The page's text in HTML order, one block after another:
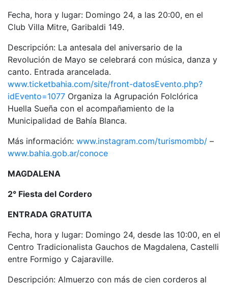
Fecha, hora y lugar: Domingo 24, a las 20:00, en el
Club Villa Mitre, Garibaldi 149.
Descripción: La antesala del aniversario de la
Revolución de Mayo se celebrará con música, danza y
canto. Entrada arancelada.
www.ticketbahia.com/site/front-datosEvento.php?
idEvento=1077 Organiza la Agrupación Folclórica
Huella Sueña con el acompañamiento de la
Municipalidad de Bahía Blanca.
Más información: www.instagram.com/turismombb/ –
www.bahia.gob.ar/conoce
MAGDALENA
2° Fiesta del Cordero
ENTRADA GRATUITA
Fecha, hora y lugar: Domingo 24, desde las 10:00, en el
Centro Tradicionalista Gauchos de Magdalena, Castelli
entre Formigo y Cajaraville.
Descripción: Almuerzo con más de cien corderos al